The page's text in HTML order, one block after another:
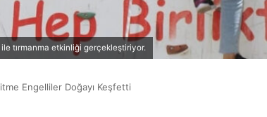
tırmanma etkinliği gerçekleştiriyor.
Engelliler Doğayı Keşfetti